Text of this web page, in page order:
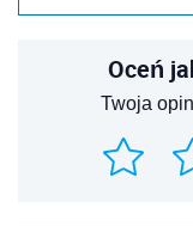
Oceń
Twoja